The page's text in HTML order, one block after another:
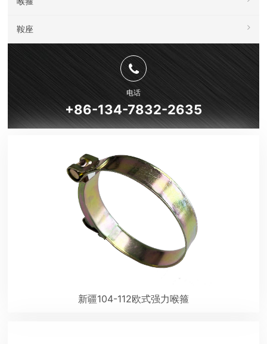
鞍座
电话
+86-134-7832-2635
新疆104-112欧式强力喉箍